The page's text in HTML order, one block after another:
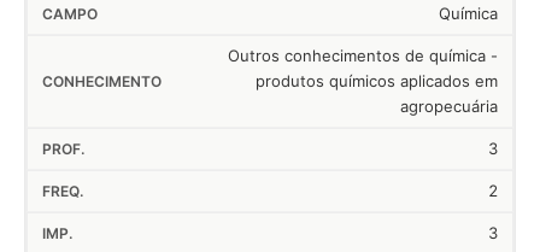
Química
Outros conhecimentos de química -
produtos químicos aplicados em
agropecuária
3
2
3